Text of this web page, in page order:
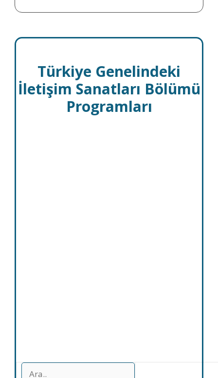
Türkiye Genelindeki
İletişim Sanatları Bölümü
Programları